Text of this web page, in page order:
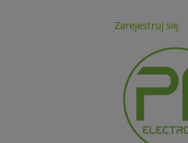
Zarejestruj się